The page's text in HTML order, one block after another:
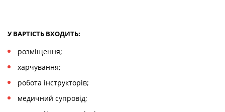
У ВАРТІСТЬ ВХОДИТЬ:
розміщення;
харчування;
робота інструкторів;
медичний супровід;